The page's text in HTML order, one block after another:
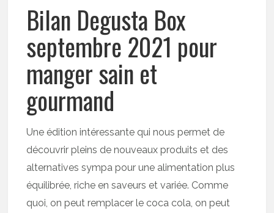
Bilan Degusta Box
septembre 2021 pour
manger sain et
gourmand
Une édition intéressante qui nous permet de
découvrir pleins de nouveaux produits et des
alternatives sympa pour une alimentation plus
équilibrée, riche en saveurs et variée. Comme
quoi, on peut remplacer le coca cola, on peut